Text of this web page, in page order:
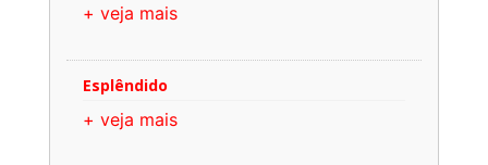
+ veja mais
Esplêndido
+ veja mais